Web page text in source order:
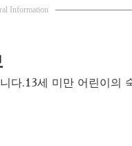
Information
다.13세 미만 어린이의